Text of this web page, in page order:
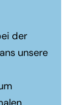
der
unsere